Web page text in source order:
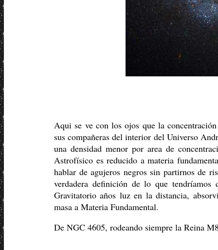
Aqui se ve con los ojos que la
sus compañeras del interior del Universo
una densidad menor por area de
Astrofísico es reducido a materia
hablar de agujeros negros sin partirnos de
verdadera definición de lo que
Gravitatorio años luz en la distancia,
masa a Materia Fundamental.
De NGC 4605, rodeando siempre la Reina